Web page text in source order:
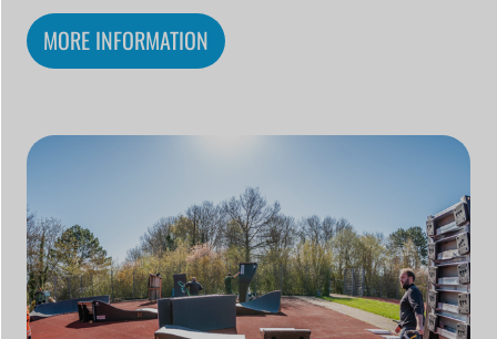
MORE INFORMATION